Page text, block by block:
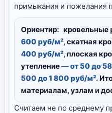
примыкания и пожелания
Ориентир: кровельные
600 руб/м²,скатная
400 руб/м²,плоская
утепление— от 50 до
500 до 1 800 руб/м².
материалам, узлам и
Считаем не по среднему